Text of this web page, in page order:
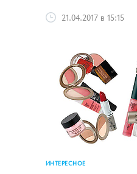
21.04.2017 в 15:15
ИНТЕРЕСНОЕ